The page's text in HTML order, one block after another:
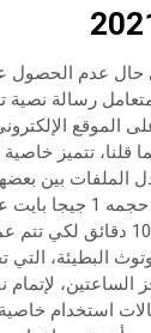
حال عدم الحصول
رسالة نصية
الموقع
الملفات بين
كبيرة جدًا، فملف
يحتاج معها سوى 10
البطيئة، التي
الساعتين،